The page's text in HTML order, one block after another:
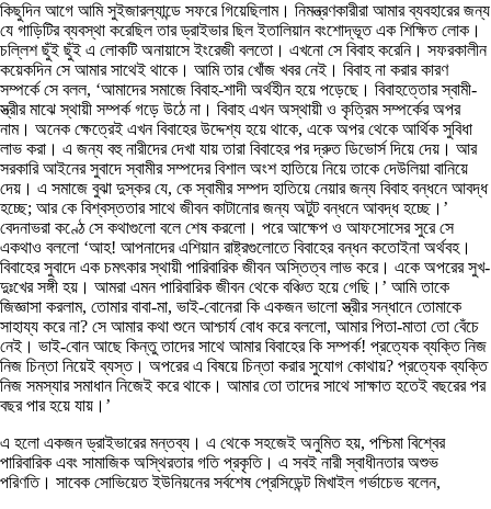
কিছুদিন আগে আমি সুইজারল্যান্ডে সফরে গিয়েছিলাম। নিমন্ত্রণকারীরা আমার ব্যবহারের জন্য
যে গাড়িটির ব্যবস্থা করেছিল তার ড্রাইভার ছিল ইতালিয়ান বংশোদ্ভূত এক শিক্ষিত লোক।
চল্লিশ ছুঁই ছুঁই এ লোকটি অনায়াসে ইংরেজী বলতো। এখনো সে বিবাহ করেনি। সফরকালীন
কয়েকদিন সে আমার সাথেই থাকে। আমি তার খোঁজ খবর নেই। বিবাহ না করার কারণ
সম্পর্কে সে বলল, ‘আমাদের সমাজে বিবাহ-শাদী অর্থহীন হয়ে পড়েছে। বিবাহত্তোর স্বামী-
স্ত্রীর মাঝে স্থায়ী সম্পর্ক গড়ে উঠে না। বিবাহ এখন অস্থায়ী ও কৃত্রিম সম্পর্কের অপর
নাম। অনেক ক্ষেত্রেই এখন বিবাহের উদ্দেশ্য হয়ে থাকে, একে অপর থেকে আর্থিক সুবিধা
লাভ করা। এ জন্য বহু নারীদের দেখা যায় তারা বিবাহের পর দ্রুত ডিভোর্স দিয়ে দেয়। আর
সরকারি আইনের সুবাদে স্বামীর সম্পদের বিশাল অংশ হাতিয়ে নিয়ে তাকে দেউলিয়া বানিয়ে
দেয়। এ সমাজে বুঝা দুস্কর যে, কে স্বামীর সম্পদ হাতিয়ে নেয়ার জন্য বিবাহ বন্ধনে আবদ্ধ
হচ্ছে; আর কে বিশ্বস্ততার সাথে জীবন কাটানোর জন্য অটুট বন্ধনে আবদ্ধ হচ্ছে।’
বেদনাভরা কণ্ঠে সে কথাগুলো বলে শেষ করলো। পরে আক্ষেপ ও আফসোসের সুরে সে
একথাও বললো ‘আহ! আপনাদের এশিয়ান রাষ্ট্রগুলোতে বিবাহের বন্ধন কতোইনা অর্থবহ।
বিবাহের সুবাদে এক চমৎকার স্থায়ী পারিবারিক জীবন অস্তিত্ব লাভ করে। একে অপরের সুখ-
দুঃখের সঙ্গী হয়। আমরা এমন পারিবারিক জীবন থেকে বঞ্চিত হয়ে গেছি।’ আমি তাকে
জিজ্ঞাসা করলাম, তোমার বাবা-মা, ভাই-বোনেরা কি একজন ভালো স্ত্রীর সন্ধানে তোমাকে
সাহায্য করে না? সে আমার কথা শুনে আশ্চার্য বোধ করে বললো, আমার পিতা-মাতা তো বেঁচে
নেই। ভাই-বোন আছে কিন্তু তাদের সাথে আমার বিবাহের কি সম্পর্ক! প্রত্যেক ব্যক্তি নিজ
নিজ চিন্তা নিয়েই ব্যস্ত। অপরের এ বিষয়ে চিন্তা করার সুযোগ কোথায়? প্রত্যেক ব্যক্তি
নিজ সমস্যার সমাধান নিজেই করে থাকে। আমার তো তাদের সাথে সাক্ষাত হতেই বছরের পর
বছর পার হয়ে যায়।’
এ হলো একজন ড্রাইভারের মন্তব্য। এ থেকে সহজেই অনুমিত হয়, পশ্চিমা বিশ্বের
পারিবারিক এবং সামাজিক অস্থিরতার গতি প্রকৃতি। এ সবই নারী স্বাধীনতার অশুভ
পরিণতি। সাবেক সোভিয়েত ইউনিয়নের সর্বশেষ প্রেসিডেন্ট মিখাইল গর্ভাচেভ বলেন,